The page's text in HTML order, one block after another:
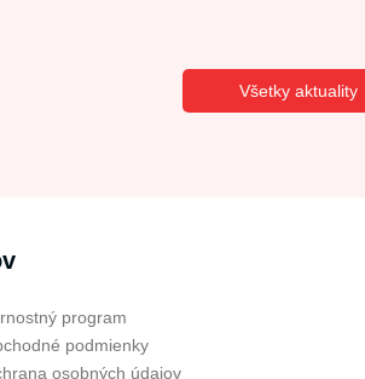
Všetky aktuality
program
podmienky
osobných údajov